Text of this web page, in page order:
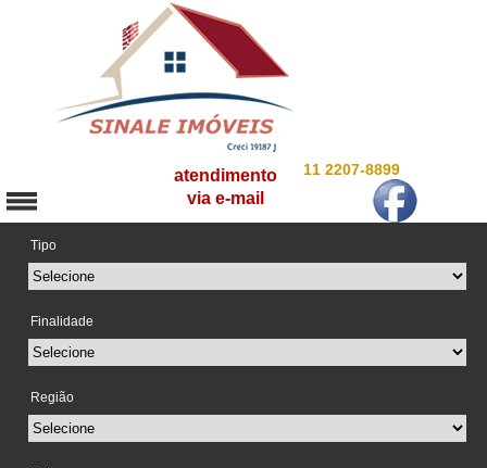
11 2207-8899
atendimento
via e-mail
Tipo
Finalidade
Região